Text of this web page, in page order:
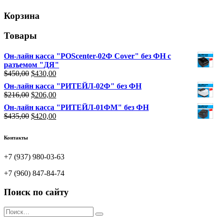
Корзина
Товары
Он-лайн касса "POScenter-02Ф Cover" без ФН с
разъемом "ДЯ"
$450,00 Первоначальная
составляла
$450,00.
$430,00Текущая
цена:
$430,00.
Он-лайн касса "РИТЕЙЛ-02Ф" без ФН
$216,00 Первоначальная
составляла
$216,00.
$206,00Текущая
цена:
$206,00.
Он-лайн касса "РИТЕЙЛ-01ФМ" без ФН
$435,00 Первоначальная
$420,00Текущая
Контакты
+7 (937) 980-03-63
+7 (960) 847-84-74
Поиск по сайту